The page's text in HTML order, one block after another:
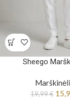
Sheego
19,99€